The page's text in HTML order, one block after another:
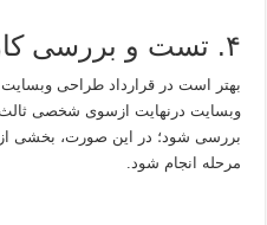
۴. تست و بررسی کار
بهتر است در قرارداد طراحی
وبسایت درنهایت ازسوی شخصی
بررسی شود؛ در این صورت، بخشی از
مرحله انجام شود.